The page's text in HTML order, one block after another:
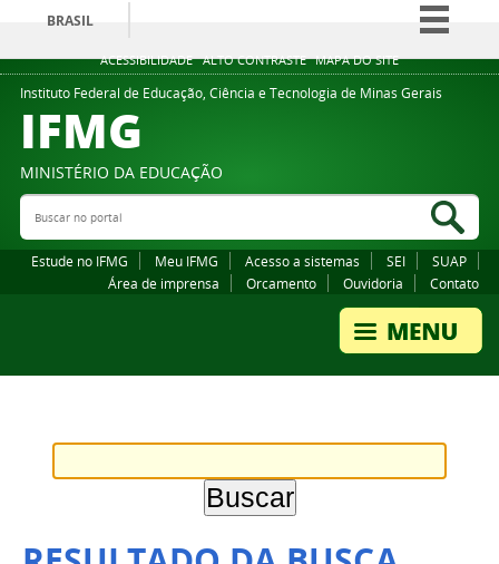
ACESSIBILIDADE ALTO CONTRASTE MAPA DO SITE
BRASIL
Simplifique!
Comunica BR
Legislação
Instituto Federal de Educação, Ciência e Tecnologia de Minas Gerais
IFMG
MINISTÉRIO DA EDUCAÇÃO
Buscar no portal
Estude no IFMG Meu IFMG Acesso a sistemas SEI
SUAP
Área de imprensa
Orcamento Ouvidoria Contato